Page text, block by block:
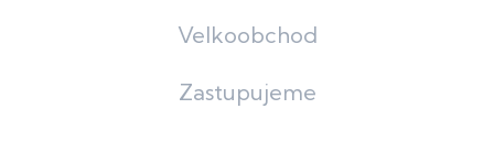
Velkoobchod
Zastupujeme